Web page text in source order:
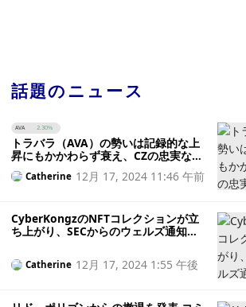
話題のニュース
AVA 2.30%
トラバラ（AVA）の勢いは記録的な上
昇にもかかわらず衰え、CZの忠実な
HODL-ing：それはクリスマスの奇跡
を提供することができますか？
Catherine 12月 17, 2024 11:46 午前
CyberKongzのNFTコレクションが立
ち上がり、SECからのウェルズ通知を
を見せる
Catherine 12月 17, 2024 1:55 午後